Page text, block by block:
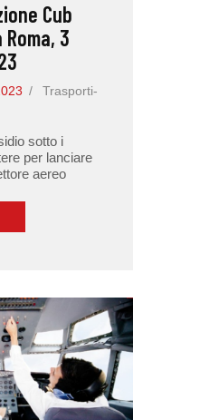
Cub
3
Trasporti-
sotto i
per lanciare
aereo